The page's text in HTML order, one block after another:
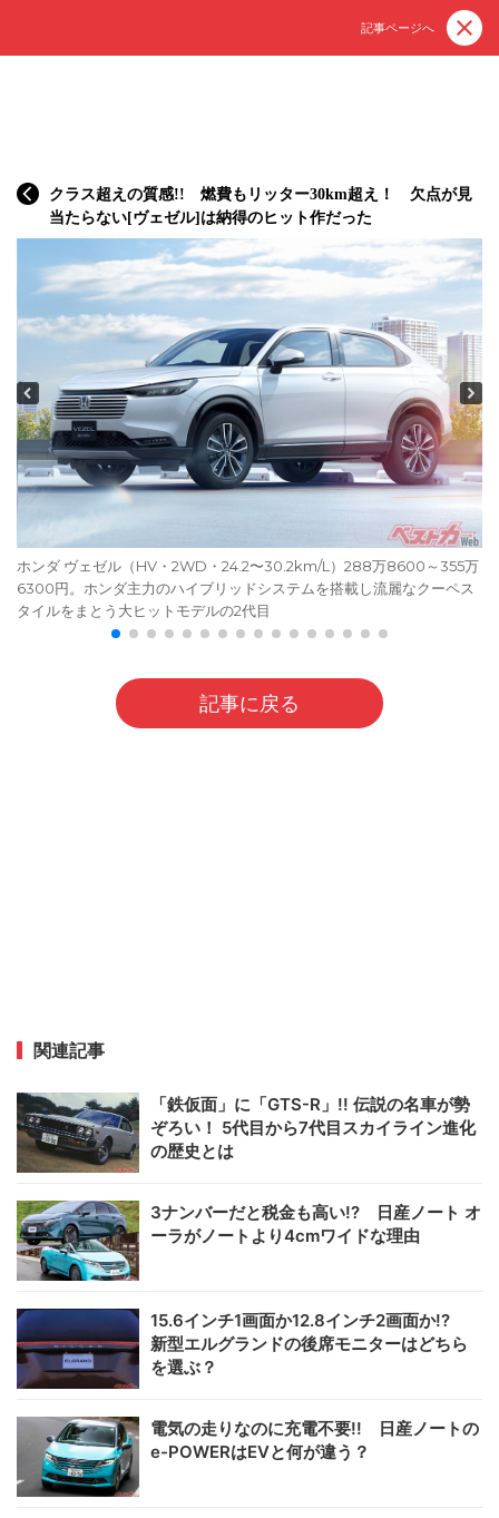
記事ページへ
クラス超えの質感!! 燃費もリッター30km超え！ 欠点が見
当たらない[ヴェゼル]は納得のヒット作だった
ホンダ ヴェゼル（HV・2WD・24.2〜30.2km/L）288万8600～355万
6300円。ホンダ主力のハイブリッドシステムを搭載し流麗なクーペス
タイルをまとう大ヒットモデルの2代目
記事に戻る
関連記事
「鉄仮面」に「GTS-R」!! 伝説の名車が勢
ぞろい！ 5代目から7代目スカイライン進化
の歴史とは
3ナンバーだと税金も高い!? 日産ノート オ
ーラがノートより4cmワイドな理由
15.6インチ1画面か12.8インチ2画面か!?
新型エルグランドの後席モニターはどちら
を選ぶ？
電気の走りなのに充電不要!! 日産ノートの
e-POWERはEVと何が違う？